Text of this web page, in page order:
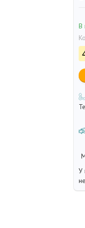
В
У